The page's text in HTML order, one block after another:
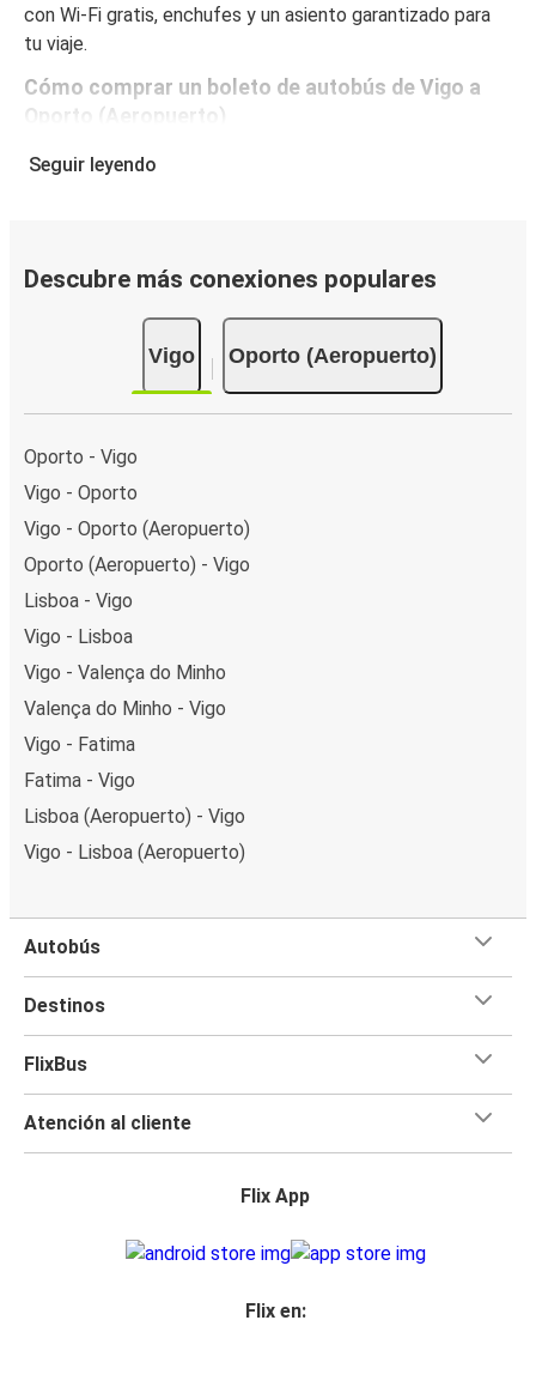
con Wi-Fi gratis, enchufes y un asiento garantizado para
tu viaje.
Cómo comprar un boleto de autobús de Vigo a
Oporto (Aeropuerto)
Reservar un boleto con FlixBus es muy fácil: en este sitio
diferentes formas de pago en línea seguras, como tarjeta
Seguir leyendo
Descubre más conexiones populares
Vigo Oporto (Aeropuerto)
Oporto - Vigo
Vigo - Oporto
Vigo - Oporto (Aeropuerto)
Oporto (Aeropuerto) - Vigo
Lisboa - Vigo
Vigo - Lisboa
Vigo - Valença do Minho
Valença do Minho - Vigo
Vigo - Fatima
Fatima - Vigo
Lisboa (Aeropuerto) - Vigo
Vigo - Lisboa (Aeropuerto)
Autobús
Destinos
FlixBus
Atención al cliente
Flix App
Flix en: